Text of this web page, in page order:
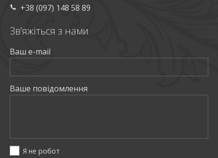
+38 (097) 148 58 89
Зв'яжiться з нами
Ваш e-mail
Ваше повiдомлення
Я не робот